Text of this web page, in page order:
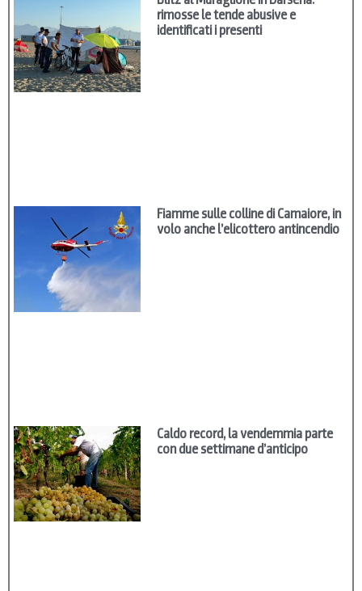
rimosse le tende abusive e
identificati i presenti
Fiamme sulle colline di Camaiore, in
volo anche l’elicottero antincendio
Caldo record, la vendemmia parte
con due settimane d’anticipo